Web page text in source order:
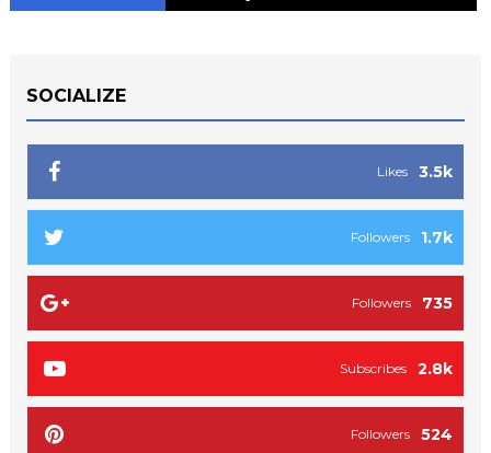
SOCIALIZE
3.5k
Likes
1.7k
Followers
735
Followers
2.8k
Subscribes
524
Followers